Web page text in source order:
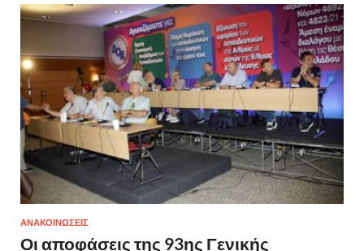
ΑΝΑΚΟΙΝΩΣΕΙΣ
Οι αποφάσεις της 93ης Γενικής